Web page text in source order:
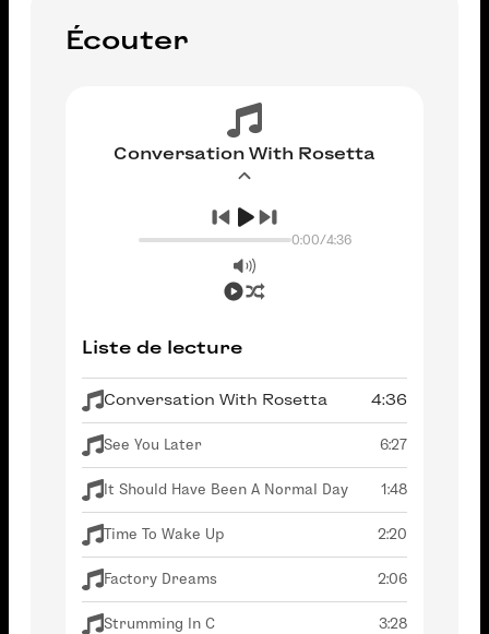
Écouter
Conversation With Rosetta
0:00/4:36
Liste de lecture
Conversation With Rosetta 4:36
See You Later 6:27
It Should Have Been A Normal Day 1:48
Time To Wake Up 2:20
Factory Dreams 2:06
Strumming In C 3:28